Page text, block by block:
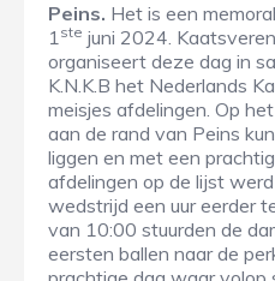
Peins. Het is een
1ste juni 2024.
organiseert deze dag in
K.N.K.B het Nederlands
meisjes afdelingen. Op
aan de rand van Peins
liggen en met een
afdelingen op de lijst
wedstrijd een uur eerder
van 10:00 stuurden de
eersten ballen naar de